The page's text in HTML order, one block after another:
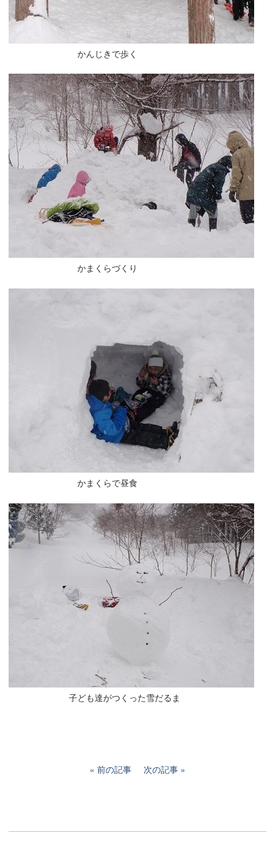
かんじきで歩く
かまくらづくり
かまくらで昼食
子ども達がつくった雪だるま
前の記事 次の記事